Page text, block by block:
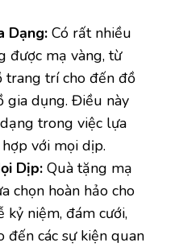
Dạng: Có rất nhiều
được mạ vàng, từ
trang trí cho đến đồ
gia dụng. Điều này
trong việc lựa
với mọi dịp.
Dịp: Quà tặng mạ
chọn hoàn hảo cho
kỷ niệm, đám cưới,
đến các sự kiện quan